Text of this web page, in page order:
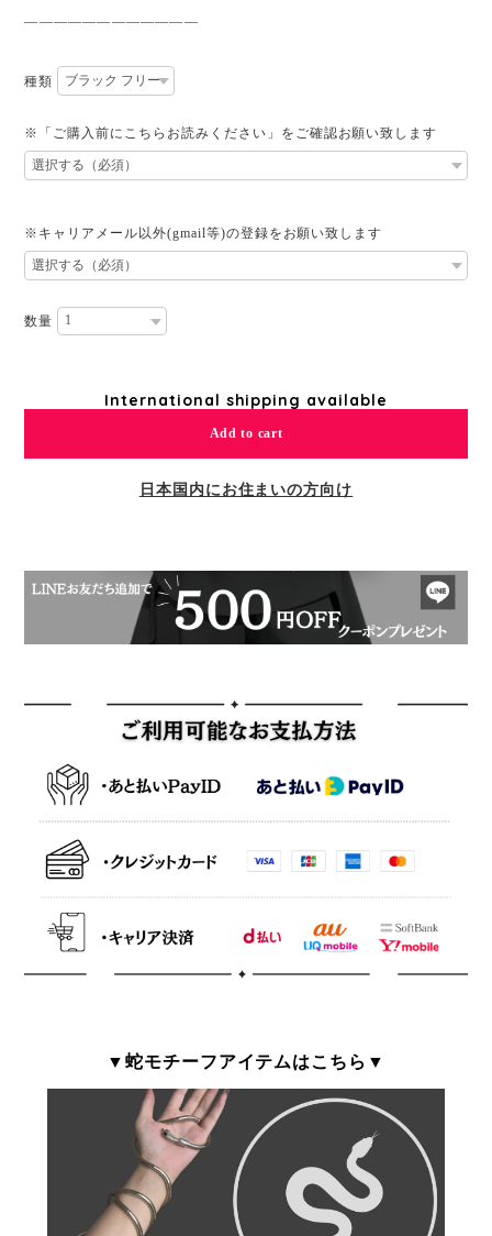
————————————
種類
※「ご購入前にこちらお読みください」をご確認お願い致します
※キャリアメール以外(gmail等)の登録をお願い致します
数量
International shipping available
Add to cart
日本国内にお住まいの方向け
▼蛇モチーフアイテムはこちら▼